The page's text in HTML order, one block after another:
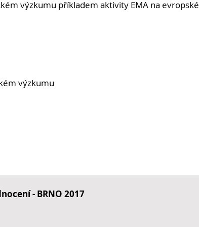
výzkumu příkladem aktivity EMA na evropské
výzkumu
- BRNO 2017